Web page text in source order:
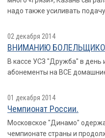
надо также усиливать
02 декабря 2014
ВНИМАНИЮ
В кассе УСЗ "Дружба" в день
абонементы на ВСЕ
01 декабря 2014
Чемпионат России.
Московское "Динамо"
чемпионате страны и